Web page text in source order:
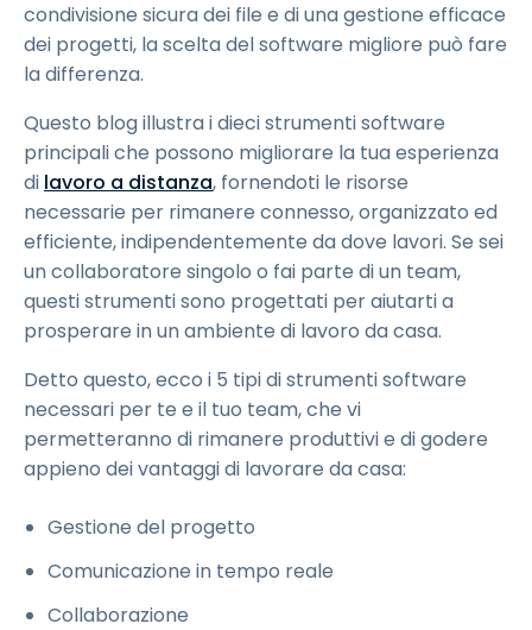
condivisione sicura dei file e di una gestione efficace
dei progetti, la scelta del software migliore può fare
la differenza.
Questo blog illustra i dieci strumenti software
principali che possono migliorare la tua esperienza
di lavoro a distanza, fornendoti le risorse
necessarie per rimanere connesso, organizzato ed
efficiente, indipendentemente da dove lavori. Se sei
un collaboratore singolo o fai parte di un team,
questi strumenti sono progettati per aiutarti a
prosperare in un ambiente di lavoro da casa.
Detto questo, ecco i 5 tipi di strumenti software
necessari per te e il tuo team, che vi
permetteranno di rimanere produttivi e di godere
appieno dei vantaggi di lavorare da casa:
Gestione del progetto
Comunicazione in tempo reale
Collaborazione